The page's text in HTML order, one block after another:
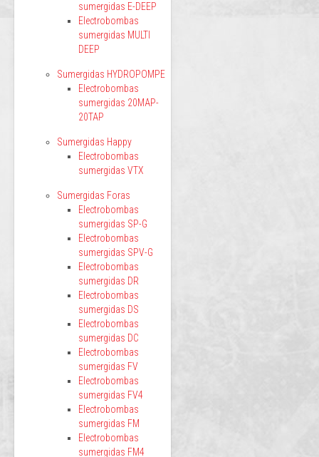
sumergidas E-DEEP
Electrobombas
sumergidas MULTI
DEEP
Sumergidas HYDROPOMPE
Electrobombas
sumergidas 20MAP-
20TAP
Sumergidas Happy
Electrobombas
sumergidas VTX
Sumergidas Foras
Electrobombas
sumergidas SP-G
Electrobombas
sumergidas SPV-G
Electrobombas
sumergidas DR
Electrobombas
sumergidas DS
Electrobombas
sumergidas DC
Electrobombas
sumergidas FV
Electrobombas
sumergidas FV4
Electrobombas
sumergidas FM
Electrobombas
sumergidas FM4